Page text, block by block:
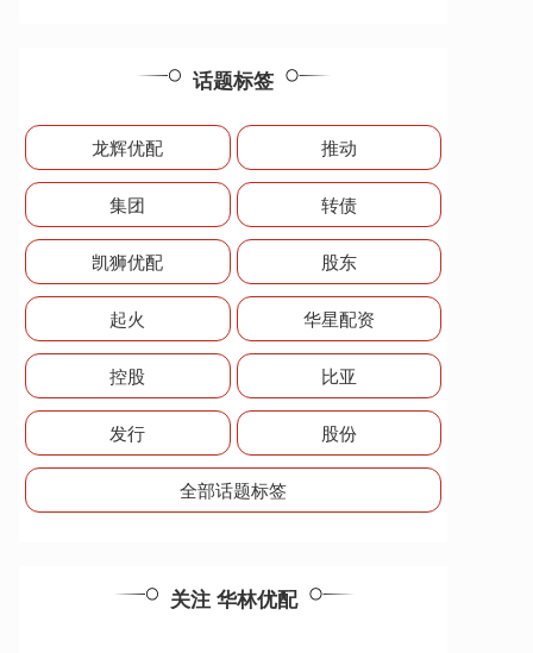
话题标签
龙辉优配 推动
集团 转债
凯狮优配 股东
起火 华星配资
控股 比亚
发行 股份
全部话题标签
关注 华林优配